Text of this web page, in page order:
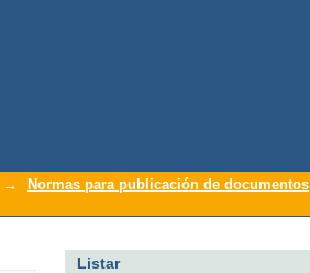
→ Normas para publicación de documentos
Listar